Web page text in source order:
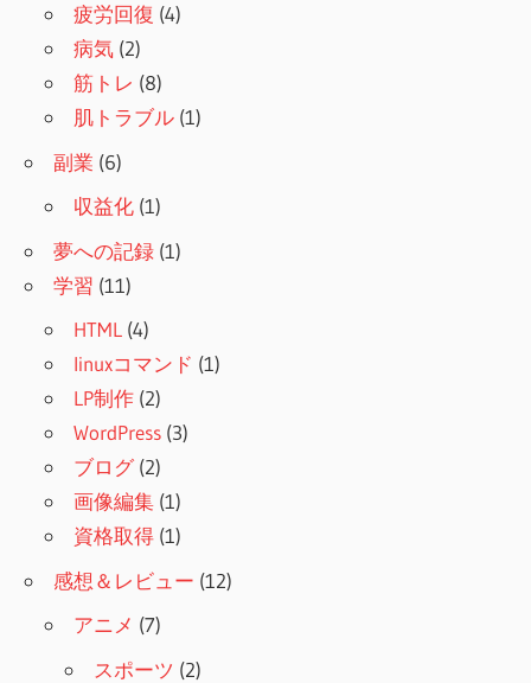
疲労回復 (4)
病気 (2)
筋トレ (8)
肌トラブル (1)
副業 (6)
収益化 (1)
夢への記録 (1)
学習 (11)
HTML (4)
linuxコマンド (1)
LP制作 (2)
WordPress (3)
ブログ(2)
画像編集 (1)
資格取得 (1)
感想＆レビュー (12)
アニメ (7)
スポーツ (2)